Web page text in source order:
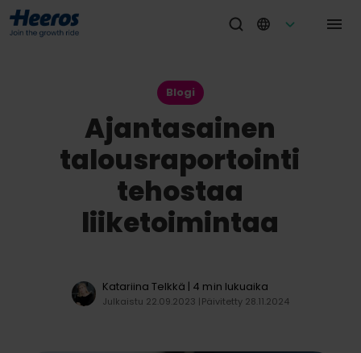
Blogi
Ajantasainen
talousraportointi
tehostaa
liiketoimintaa
Katariina Telkkä | 4 min lukuaika
Julkaistu 22.09.2023 |Päivitetty 28.11.2024